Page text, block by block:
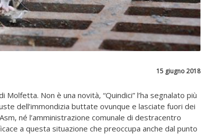
15 giugno 2018
Non è una novità, “Quindici” l’ha segnalato più
dell’immondizia buttate ovunque e lasciate fuori dei
né l’amministrazione comunale di destracentro
a questa situazione che preoccupa anche dal punto